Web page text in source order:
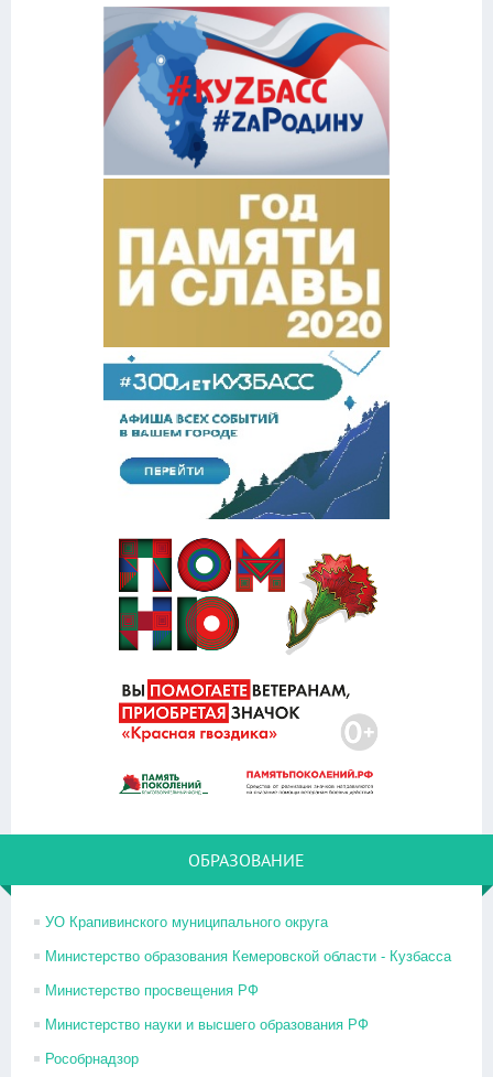
ОБРАЗОВАНИЕ
УО Крапивинского муниципального округа
Министерство образования Кемеровской области - Кузбасса
Министерство просвещения РФ
Министерство науки и высшего образования РФ
Рособрнадзор